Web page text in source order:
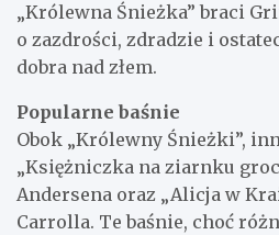
„Królewna Śnieżka” braci
o zazdrości, zdradzie i
dobra nad złem.
Popularne baśnie
Obok „Królewny Śnieżki”,
„Księżniczka na ziarnku
Andersena oraz „Alicja w
Carrolla. Te baśnie, choć